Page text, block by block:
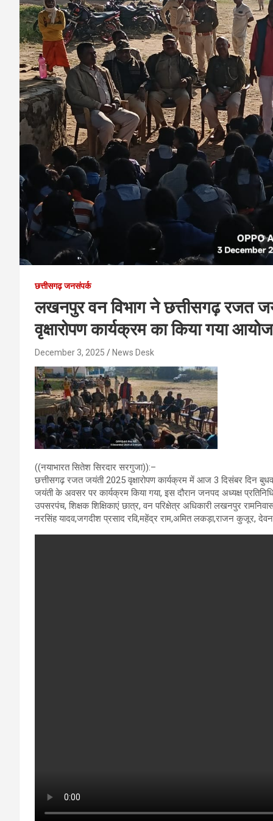
छत्तीसगढ़ जनसंपर्क
लखनपुर वन विभाग ने छत्तीसगढ़ रजत
वृक्षारोपण कार्यक्रम का किया गया
December 3, 2025 News Desk
((नयाभारत सितेश सिरदार सरगुजा)):–
छत्तीसगढ़ रजत जयंती 2025 वृक्षारोपण कार्यक्रम में आज 3 दिसंबर दिन
जयंती के अवसर पर कार्यक्रम किया गया, इस दौरान जनपद अध्यक्ष
उपसरपंच, शिक्षक शिक्षिकाएं छात्र, वन परिक्षेत्र अधिकारी लखनपुर
नरसिंह यादव,जगदीश प्रसाद रवि,महेंद्र राम,अमित लकड़ा,राजन कुजूर,